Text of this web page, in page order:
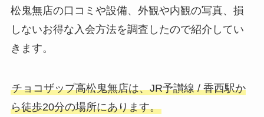
松鬼無店の口コミや設備、外観や内観の写真、損
しないお得な入会方法を調査したので紹介してい
きます。
チョコザップ高松鬼無店は、JR予讃線 / 香西駅か
ら徒歩20分の場所にあります。